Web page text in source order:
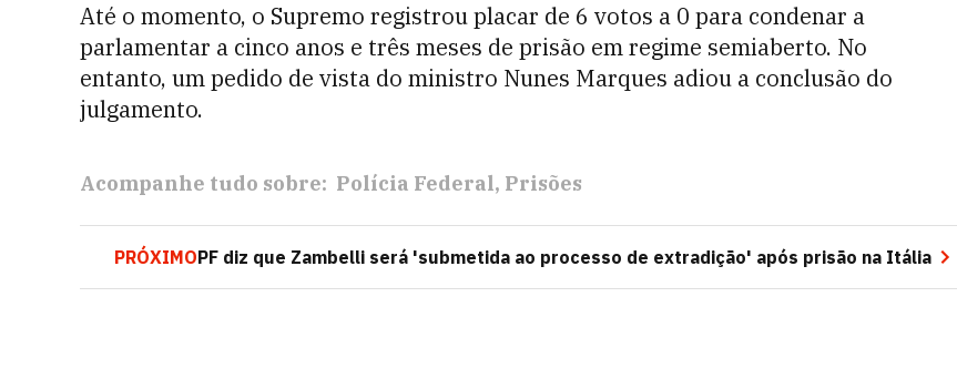
Até o momento, o Supremo registrou placar de 6 votos a 0 para condenar a
parlamentar a cinco anos e três meses de prisão em regime semiaberto. No
entanto, um pedido de vista do ministro Nunes Marques adiou a conclusão do
julgamento.
Acompanhe tudo sobre: Polícia Federal Prisões
PRÓXIMOPF diz que Zambelli será 'submetida ao processo de extradição' após prisão na Itália